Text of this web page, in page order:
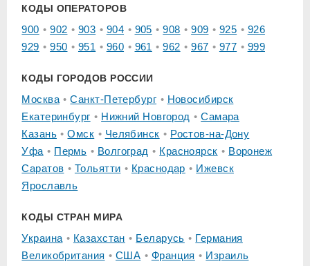
КОДЫ ОПЕРАТОРОВ
900 902 903 904 905 908 909 925
926
929
950 951 960 961 962 967 977 999
КОДЫ ГОРОДОВ РОССИИ
Москва Санкт-Петербург
Новосибирск
Екатеринбург
Нижний Новгород
Самара
Казань
Омск Челябинск
Ростов-на-Дону
Уфа
Пермь Волгоград Красноярск
Воронеж
Саратов
Тольятти Краснодар
Ижевск
Ярославль
КОДЫ СТРАН МИРА
Украина Казахстан Беларусь
Германия
Великобритания
США Франция
Израиль